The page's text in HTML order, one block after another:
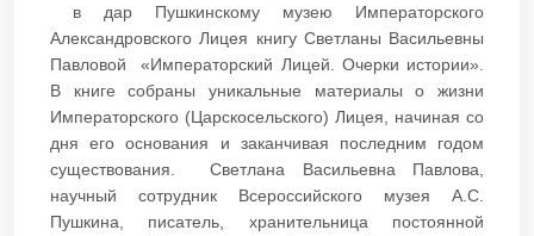
в дар Пушкинскому музею Императорского
Александровского Лицея книгу Светланы Васильевны
Павловой «Императорский Лицей. Очерки истории».
В книге собраны уникальные материалы о жизни
Императорского (Царскосельского) Лицея, начиная со
дня его основания и заканчивая последним годом
существования. Светлана Васильевна Павлова,
научный сотрудник Всероссийского музея А.С.
Пушкина, писатель, хранительница постоянной